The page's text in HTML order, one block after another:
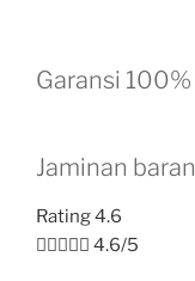
Garansi 100%
Jaminan
Rating 4.6
 4.6/5